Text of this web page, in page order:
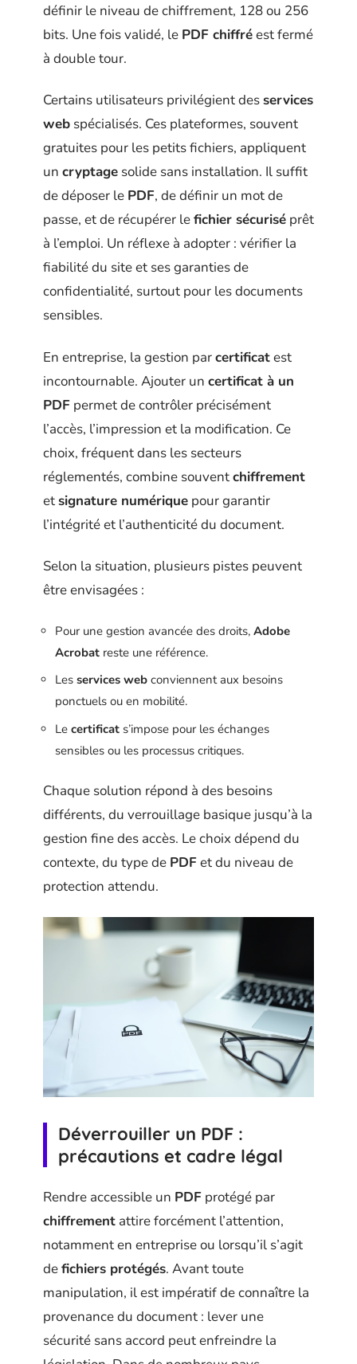
définir le niveau de chiffrement, 128 ou 256
bits. Une fois validé, le PDF chiffréest fermé
à double tour.
Certains utilisateurs privilégient desservices
web spécialisés. Ces plateformes, souvent
gratuites pour les petits fichiers, appliquent
un cryptage solide sans installation. Il suffit
de déposer le PDF, de définir un mot de
passe, et de récupérer lefichier sécurisé prêt
à l’emploi. Un réflexe à adopter : vérifier la
fiabilité du site et ses garanties de
confidentialité, surtout pour les documents
sensibles.
En entreprise, la gestion parcertificatest
incontournable. Ajouter un certificat à un
PDF permet de contrôler précisément
l’accès, l’impression et la modification. Ce
choix, fréquent dans les secteurs
réglementés, combine souventchiffrement
etsignature numérique pour garantir
l’intégrité et l’authenticité du document.
Selon la situation, plusieurs pistes peuvent
être envisagées :
Pour une gestion avancée des droits, Adobe
Acrobat reste une référence.
Les services web conviennent aux besoins
ponctuels ou en mobilité.
Le certificat s’impose pour les échanges
sensibles ou les processus critiques.
Chaque solution répond à des besoins
différents, du verrouillage basique jusqu’à la
gestion fine des accès. Le choix dépend du
contexte, du type de PDFet du niveau de
protection attendu.
Déverrouiller un PDF :
précautions et cadre légal
Rendre accessible un PDF protégé par
chiffrement attire forcément l’attention,
notamment en entreprise ou lorsqu’il s’agit
defichiers protégés. Avant toute
manipulation, il est impératif de connaître la
provenance du document : lever une
sécurité sans accord peut enfreindre la